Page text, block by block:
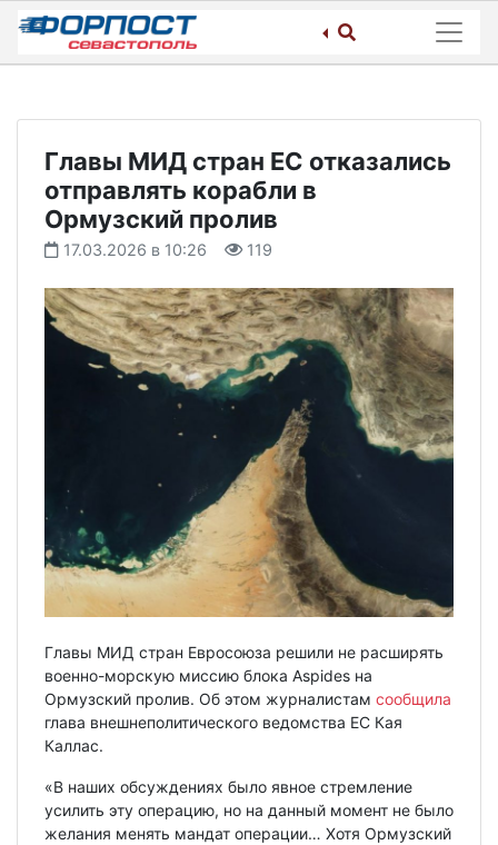
Skip
content
Главы МИД стран ЕС отказались
отправлять корабли в
Ормузский пролив
17.03.2026 в 10:26 119
Главы МИД стран Евросоюза решили не расширять
военно-морскую миссию блока Aspides на
Ормузский пролив. Об этом журналистам сообщила
глава внешнеполитического ведомства ЕС Кая
Каллас.
«В наших обсуждениях было явное стремление
усилить эту операцию, но на данный момент не было
желания менять мандат операции… Хотя Ормузский